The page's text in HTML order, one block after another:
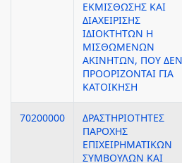
ΕΚΜΙΣΘΩΣΗΣ ΚΑΙ
ΔΙΑΧΕΙΡΙΣΗΣ
ΙΔΙΟΚΤΗΤΩΝ Η
ΜΙΣΘΩΜΕΝΩΝ
ΑΚΙΝΗΤΩΝ, ΠΟΥ ΔΕΝ
ΠΡΟΟΡΙΖΟΝΤΑΙ ΓΙΑ
ΚΑΤΟΙΚΗΣΗ
70200000
ΔΡΑΣΤΗΡΙΟΤΗΤΕΣ
ΠΑΡΟΧΗΣ
ΕΠΙΧΕΙΡΗΜΑΤΙΚΩΝ
ΣΥΜΒΟΥΛΩΝ ΚΑΙ